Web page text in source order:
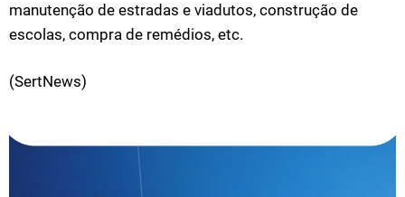
manutenção de estradas e viadutos, construção de
escolas, compra de remédios, etc.
(SertNews)